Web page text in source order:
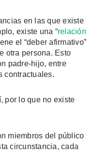
en las que existe
existe una “relación
el “deber afirmativo”
otra persona. Esto
padre-hijo, entre
contractuales.
por lo que no existe
miembros del público
circunstancia, cada